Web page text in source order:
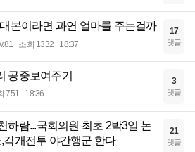
본이라면 과연 얼마를 주는걸까
조회 1332 18:37
17
댓글
공중보여주기
751 18:36
3
댓글
하람...국회의원 최초 2박3일 논
각개전투 야간행군 한다
21
댓글